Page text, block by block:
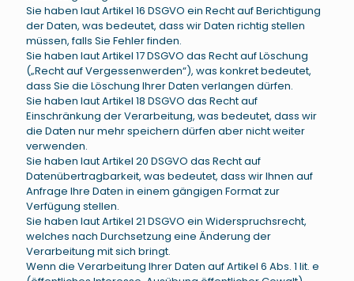
Sie haben laut Artikel 16 DSGVO ein Recht auf Berichtigung
der Daten, was bedeutet, dass wir Daten richtig stellen
müssen, falls Sie Fehler finden.
Sie haben laut Artikel 17 DSGVO das Recht auf Löschung
(„Recht auf Vergessenwerden“), was konkret bedeutet,
dass Sie die Löschung Ihrer Daten verlangen dürfen.
Sie haben laut Artikel 18 DSGVO das Recht auf
Einschränkung der Verarbeitung, was bedeutet, dass wir
die Daten nur mehr speichern dürfen aber nicht weiter
verwenden.
Sie haben laut Artikel 20 DSGVO das Recht auf
Datenübertragbarkeit, was bedeutet, dass wir Ihnen auf
Anfrage Ihre Daten in einem gängigen Format zur
Verfügung stellen.
Sie haben laut Artikel 21 DSGVO ein Widerspruchsrecht,
welches nach Durchsetzung eine Änderung der
Verarbeitung mit sich bringt.
Wenn die Verarbeitung Ihrer Daten auf Artikel 6 Abs. 1 lit. e